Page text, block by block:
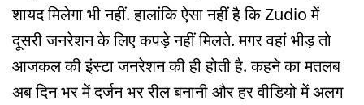
शायद मिलेगा भी नहीं. हालांकि ऐसा नहीं है कि Zudio में
दूसरी जनरेशन के लिए कपड़े नहीं मिलते. मगर वहां भीड़ तो
आजकल की इंस्टा जनरेशन की ही होती है. कहने का मतलब
अब दिन भर में दर्जन भर रील बनानी और हर वीडियो में अलग